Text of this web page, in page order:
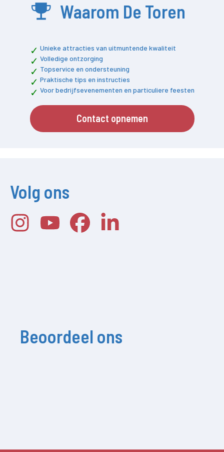
Waarom De Toren
Unieke attracties van uitmuntende kwaliteit
Volledige ontzorging
Topservice en ondersteuning
Praktische tips en instructies
Voor bedrijfsevenementen en particuliere feesten
Contact opnemen
Volg ons
Beoordeel ons